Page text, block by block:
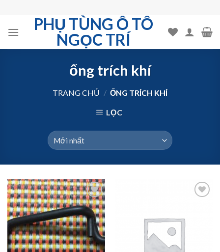
content
PHỤ TÙNG Ô TÔ
NGỌC TRÍ
ống trích khí
TRANG CHỦ / ỐNG TRÍCH KHÍ
LỌC
Add to
Wishlist